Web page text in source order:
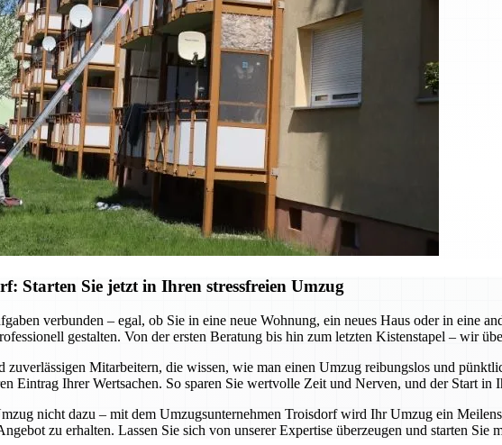
Starten Sie jetzt in Ihren stressfreien Umzug
verbunden – egal, ob Sie in eine neue Wohnung, ein neues Haus oder in eine
gestalten. Von der ersten Beratung bis hin zum letzten Kistenstapel – wir
zuverlässigen Mitarbeitern, die wissen, wie man einen Umzug reibungslos und
Eintrag Ihrer Wertsachen. So sparen Sie wertvolle Zeit und Nerven, und der Start in
nicht dazu – mit dem Umzugsunternehmen Troisdorf wird Ihr Umzug ein
zu erhalten. Lassen Sie sich von unserer Expertise überzeugen und starten Sie